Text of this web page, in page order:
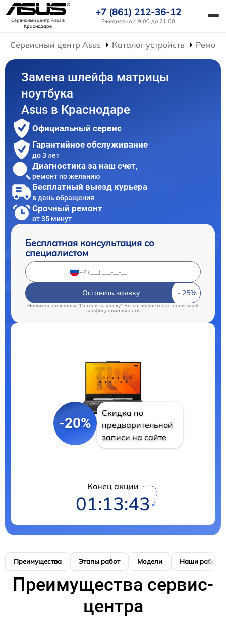
Сервисный центр Asusв
Краснодаре
+7 (861) 212-36-12
Ежедневно с 9:00 до 21:00
Сервисный центр Asus Каталог устройств
Замена шлейфа матрицы
ноутбука
Asus в Краснодаре
Официальный сервис
Гарантийное обслуживание
до 3 лет
Диагностика за наш счет,
ремонт по желанию
Бесплатный выезд курьера
в день обращения
Срочный ремонт
от 35 минут
Бесплатная консультация со
специалистом
Оставить заявку
Нажимая на кнопку "Оставить заявку" Вы соглашаетесь c политикой
конфиденциальности
-20%
Скидка по
предварительной
записи на сайте
Конец акции
01:13:42
Преимущества Этапы работ Модели Наши работы
Преимущества сервис-
центра